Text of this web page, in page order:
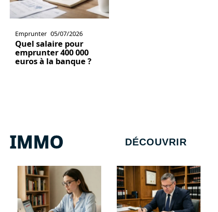
Emprunter 05/07/2026
Quel salaire pour
emprunter 400 000
euros à la banque ?
IMMO DÉCOUVRIR